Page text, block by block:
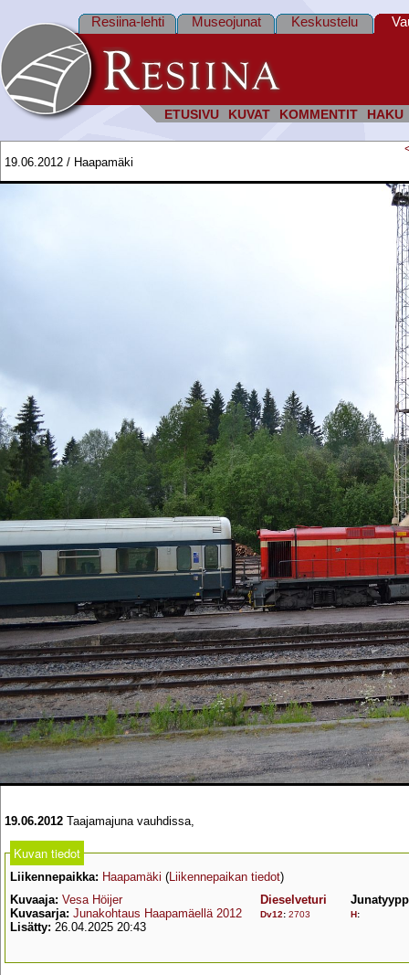
ETUSIVU KUVAT KOMMENTIT HAKU
Resiina-lehti Museojunat Keskustelu
19.06.2012 / Haapamäki
19.06.2012 Taajamajuna vauhdissa,
Kuvan tiedot
Liikennepaikka: Haapamäki (Liikennepaikan tiedot)
Kuvaaja: Vesa Höijer
Kuvasarja: Junakohtaus Haapamäellä 2012
Lisätty: 26.04.2025 20:43
Dieselveturi
Dv12: 2703 H: